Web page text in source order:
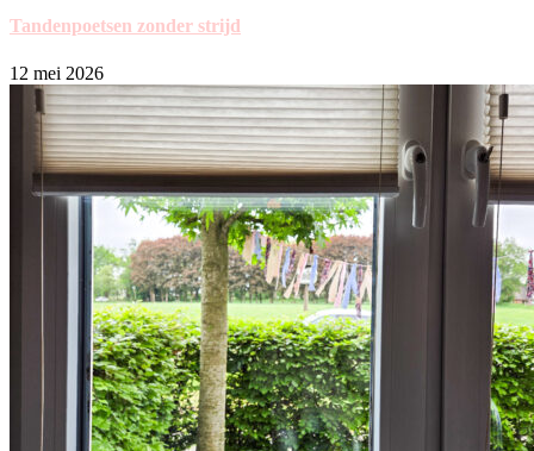
Tandenpoetsen zonder strijd
12 mei 2026